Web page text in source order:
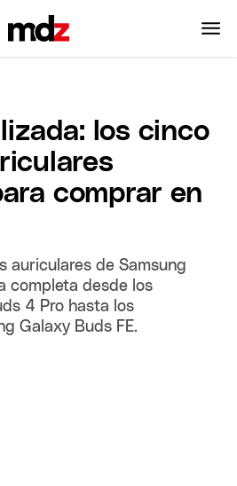
los cinco
comprar en
auriculares de Samsung
completa desde los
4 Pro hasta los
Galaxy Buds FE.